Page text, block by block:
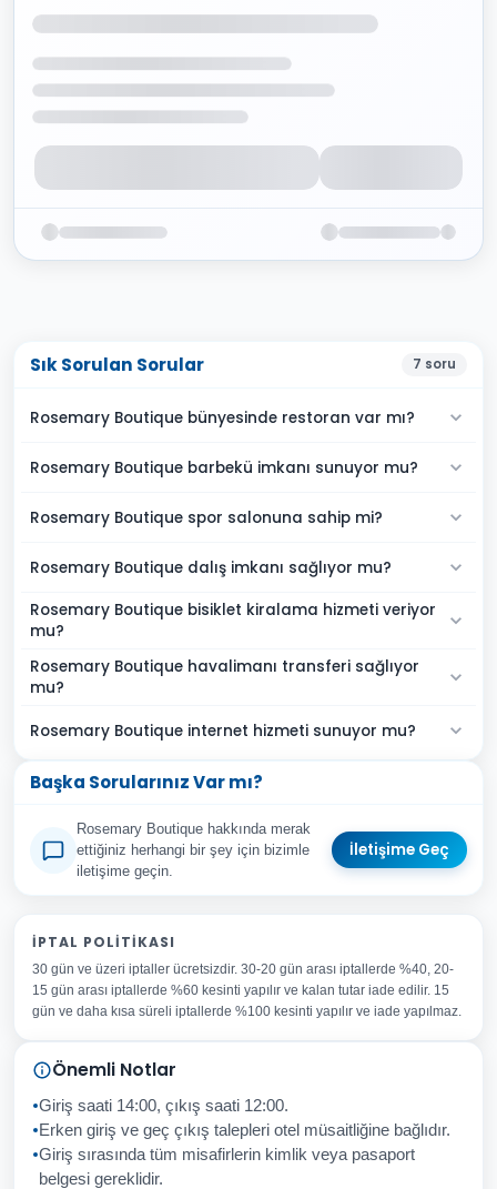
Sık Sorulan Sorular 7 soru
Rosemary Boutique bünyesinde restoran var mı?
Rosemary Boutique barbekü imkanı sunuyor mu?
Rosemary Boutique spor salonuna sahip mi?
Rosemary Boutique dalış imkanı sağlıyor mu?
Rosemary Boutique bisiklet kiralama hizmeti veriyor
mu?
Rosemary Boutique havalimanı transferi sağlıyor
mu?
Rosemary Boutique internet hizmeti sunuyor mu?
Başka Sorularınız Var mı?
Rosemary Boutique hakkında merak
ettiğiniz herhangi bir şey için bizimle
iletişime geçin.
İletişime Geç
Adınız Soyadınız
E-posta Adresiniz
Konu
Sorunuz
İptal Gönder
İPTAL POLITIKASI
30 gün ve üzeri iptaller ücretsizdir. 30-20 gün arası iptallerde %40, 20-
15 gün arası iptallerde %60 kesinti yapılır ve kalan tutar iade edilir. 15
gün ve daha kısa süreli iptallerde %100 kesinti yapılır ve iade yapılmaz.
Önemli Notlar
Giriş saati 14:00, çıkış saati 12:00.
Erken giriş ve geç çıkış talepleri otel müsaitliğine bağlıdır.
Giriş sırasında tüm misafirlerin kimlik veya pasaport
belgesi gereklidir.